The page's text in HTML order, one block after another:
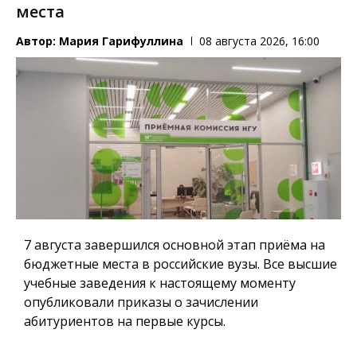
места
Автор: Мария Гарифуллина 08 августа 2026, 16:00
7 августа завершился основной этап приёма на
бюджетные места в российские вузы. Все высшие
учебные заведения к настоящему моменту
опубликовали приказы о зачислении
абитуриентов на первые курсы.